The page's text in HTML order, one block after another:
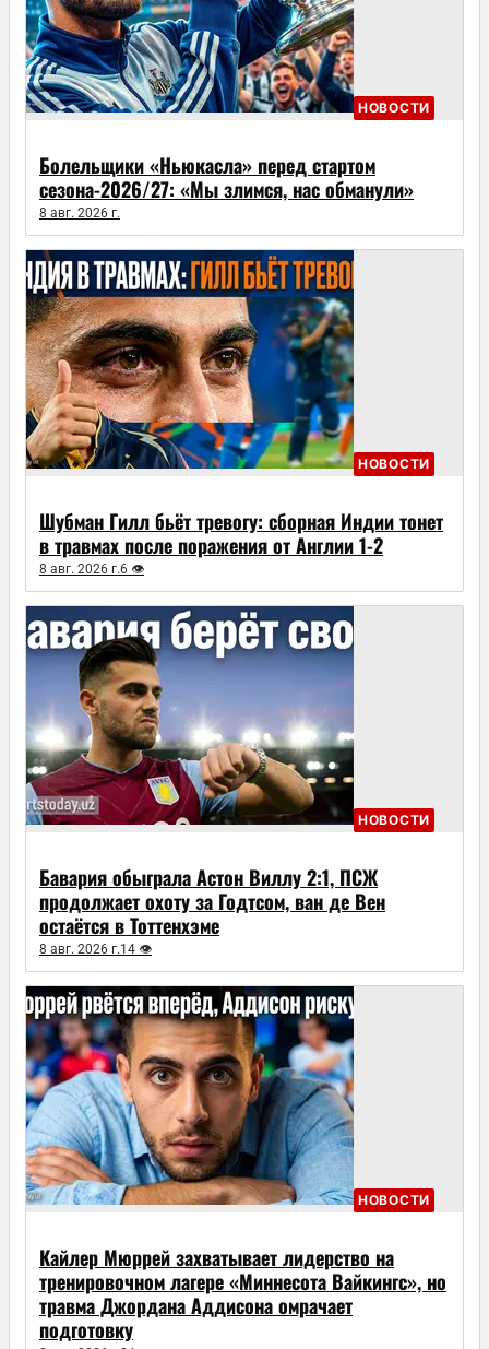
НОВОСТИ
Болельщики «Ньюкасла» перед стартом
сезона-2026/27: «Мы злимся, нас обманули»
8 авг. 2026 г.
НОВОСТИ
Шубман Гилл бьёт тревогу: сборная Индии тонет
в травмах после поражения от Англии 1-2
8 авг. 2026 г.6 👁
НОВОСТИ
Бавария обыграла Астон Виллу 2:1, ПСЖ
продолжает охоту за Годтсом, ван де Вен
остаётся в Тоттенхэме
8 авг. 2026 г.14 👁
НОВОСТИ
Кайлер Мюррей захватывает лидерство на
тренировочном лагере «Миннесота Вайкингс», но
травма Джордана Аддисона омрачает
подготовку